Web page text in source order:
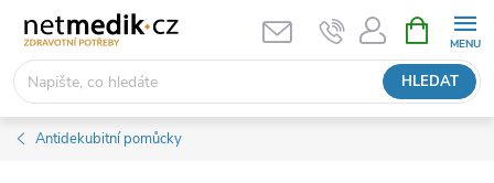
obsah
HLEDAT
NÁKUPNÍ
KOŠÍK
Antidekubitní pomůcky